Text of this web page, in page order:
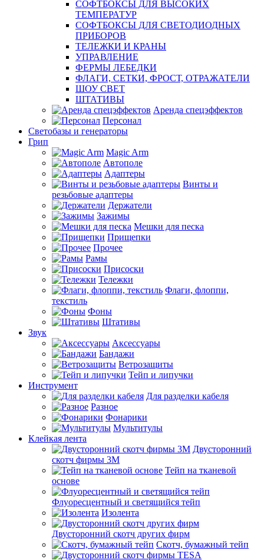
СОФТБОКСЫ ДЛЯ ВЫСОКИХ
ТЕМПЕРАТУР
СОФТБОКСЫ ДЛЯ СВЕТОДИОДНЫХ
ПРИБОРОВ
ТЕЛЕЖКИ И КРАНЫ
УПРАВЛЕНИЕ
ФЕРМЫ ЛЕБЕДКИ
ФЛАГИ, СЕТКИ, ФРОСТ, ОТРАЖАТЕЛИ
ШОУ СВЕТ
ШТАТИВЫ
Аренда спецэффектов
Персонал
Светобазы и генераторы
Грип
Magic Arm
Автополе
Адаптеры
Винты и
резьбовые адаптеры
Держатели
Зажимы
Мешки для песка
Прищепки
Прочее
Рамы
Присоски
Тележки
Флаги, флоппи,
текстиль
Фоны
Штативы
Звук
Аксессуары
Бандажи
Ветрозащиты
Тейп и липучки
Инструмент
Для разделки кабеля
Разное
Фонарики
Мультитулы
Клейкая лента
Двусторонний
скотч фирмы 3M
Тейп на тканевой
основе
Флуоресцентный и светящийся тейп
Изолента
Двусторонний скотч других фирм
Скотч, бумажный тейп